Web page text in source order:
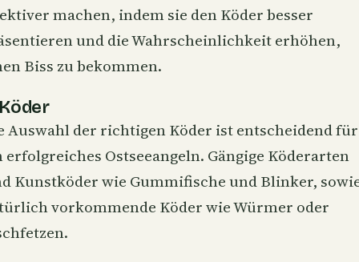
machen, indem sie den Köder besser
und die Wahrscheinlichkeit erhöhen,
Biss zu bekommen.
Auswahl der richtigen Köder ist entscheidend für
erfolgreiches Ostseeangeln. Gängige Köderarten
Kunstköder wie Gummifische und Blinker,
vorkommende Köder wie Würmer oder